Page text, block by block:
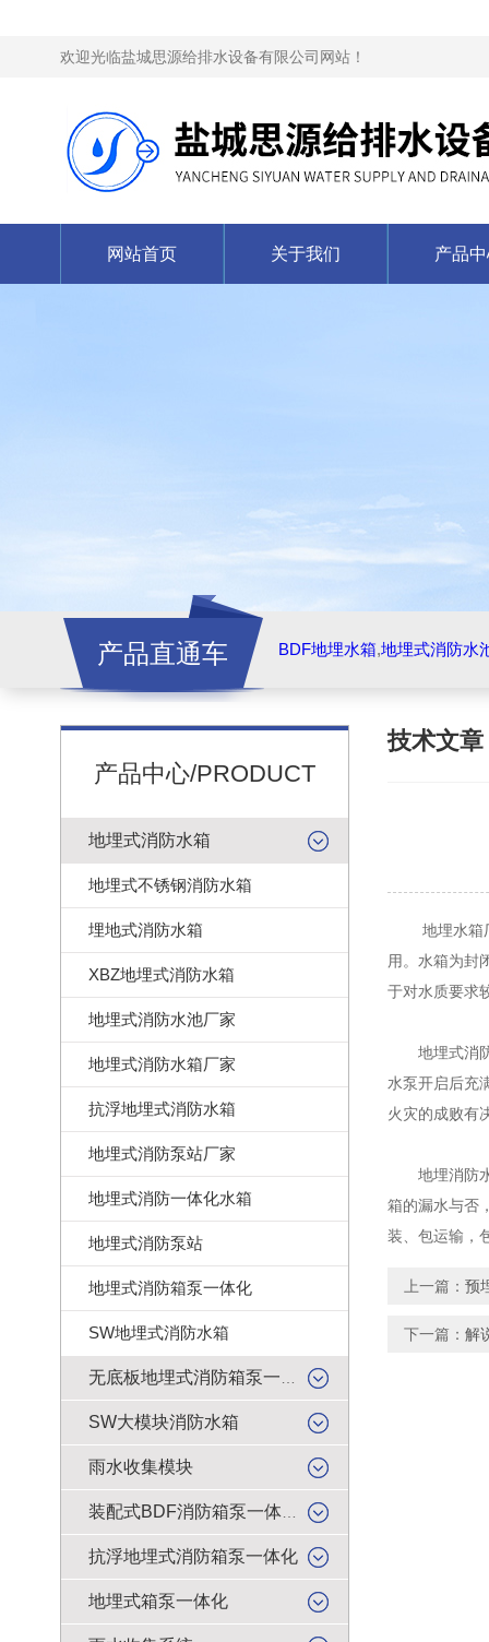
欢迎光临盐城思源给排水设备有限公司网站！
网站首页 关于我们 产品
产品直通车 BDF地埋水箱,地埋式消防水
产品中心/PRODUCT
地埋式消防水箱
地埋式不锈钢消防水箱
埋地式消防水箱
XBZ地埋式消防水箱
地埋式消防水池厂家
地埋式消防水箱厂家
抗浮地埋式消防水箱
地埋式消防泵站厂家
地埋式消防一体化水箱
地埋式消防泵站
地埋式消防箱泵一体化
SW地埋式消防水箱
SW大模块消防水箱
雨水收集模块
抗浮地埋式消防箱泵一体化
地埋式箱泵一体化
技术文章
地埋水箱厂
用。水箱为封
于对水质要求
地埋式消防
水泵开启后充
火灾的成败有
地埋消防水
箱的漏水与否
装、包运输，
上一篇： 预
下一篇： 解